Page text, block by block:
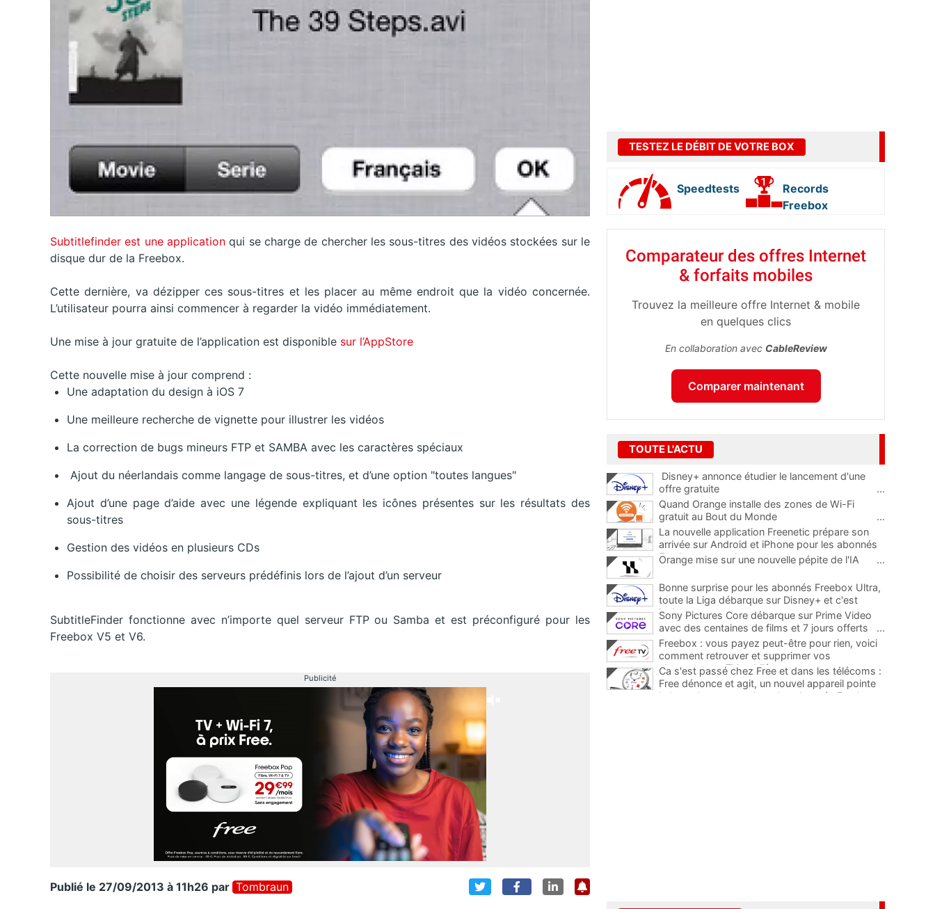
Subtitlefinder est une application qui se charge de chercher les sous-titres des vidéos stockées sur le
disque dur de la Freebox.
Cette dernière, va dézipper ces sous-titres et les placer au même endroit que la vidéo concernée.
L’utilisateur pourra ainsi commencer à regarder la vidéo immédiatement.
Une mise à jour gratuite de l’application est disponible sur l’AppStore
Cette nouvelle mise à jour comprend :
Une adaptation du design à iOS 7
Une meilleure recherche de vignette pour illustrer les vidéos
La correction de bugs mineurs FTP et SAMBA avec les caractères spéciaux
Ajout du néerlandais comme langage de sous-titres, et d’une option "toutes langues"
Ajout d’une page d’aide avec une légende expliquant les icônes présentes sur les résultats des
sous-titres
Gestion des vidéos en plusieurs CDs
Possibilité de choisir des serveurs prédéfinis lors de l’ajout d’un serveur
SubtitleFinder fonctionne avec n’importe quel serveur FTP ou Samba et est préconfiguré pour les
Freebox V5 et V6.
Publicité
Publié le 27/09/2013 à 11h26 par Tombraun
TESTEZ LE DÉBIT DE VOTRE BOX
Speedtests
Records
Freebox
Comparateur des offres Internet
& forfaits mobiles
Trouvez la meilleure offre Internet & mobile
en quelques clics
En collaboration avec CableReview
Comparer maintenant
TOUTE L'ACTU
Disney+ annonce étudier le lancement d'une
offre gratuite
...
Quand Orange installe des zones de Wi-Fi
gratuit au Bout du Monde
...
La nouvelle application Freenetic prépare son
arrivée sur Android et iPhone pour les abonnés
Freebox, testez la
Orange mise sur une nouvelle pépite de l'IA ...
Bonne surprise pour les abonnés Freebox Ultra,
toute la Liga débarque sur Disney+ et c'est
inclus
Sony Pictures Core débarque sur Prime Video
avec des centaines de films et 7 jours offerts
...
Freebox : vous payez peut-être pour rien, voici
comment retrouver et supprimer vos
abonnements TV oubliés
...
Ca s'est passé chez Free et dans les télécoms :
Free dénonce et agit, un nouvel appareil pointe
le bout de son nez chez des abonnés Freebox...